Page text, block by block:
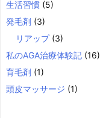
生活習慣 (5)
発毛剤 (3)
リアップ(3)
私のAGA治療体験記 (16)
育毛剤 (1)
頭皮マッサージ (1)